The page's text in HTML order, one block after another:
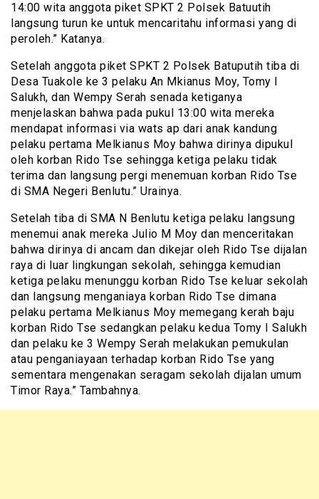
14:00 wita anggota piket SPKT 2 Polsek Batuutih
langsung turun ke untuk mencaritahu informasi yang di
peroleh.” Katanya.
Setelah anggota piket SPKT 2 Polsek Batuputih tiba di
Desa Tuakole ke 3 pelaku An Mkianus Moy, Tomy I
Salukh, dan Wempy Serah senada ketiganya
menjelaskan bahwa pada pukul 13:00 wita mereka
mendapat informasi via wats ap dari anak kandung
pelaku pertama Melkianus Moy bahwa dirinya dipukul
oleh korban Rido Tse sehingga ketiga pelaku tidak
terima dan langsung pergi menemuan korban Rido Tse
di SMA Negeri Benlutu.” Urainya.
Setelah tiba di SMA N Benlutu ketiga pelaku langsung
menemui anak mereka Julio M Moy dan menceritakan
bahwa dirinya di ancam dan dikejar oleh Rido Tse dijalan
raya di luar lingkungan sekolah, sehingga kemudian
ketiga pelaku menunggu korban Rido Tse keluar sekolah
dan langsung menganiaya korban Rido Tse dimana
pelaku pertama Melkianus Moy memegang kerah baju
korban Rido Tse sedangkan pelaku kedua Tomy I Salukh
dan pelaku ke 3 Wempy Serah melakukan pemukulan
atau penganiayaan terhadap korban Rido Tse yang
sementara mengenakan seragam sekolah dijalan umum
Timor Raya.” Tambahnya.